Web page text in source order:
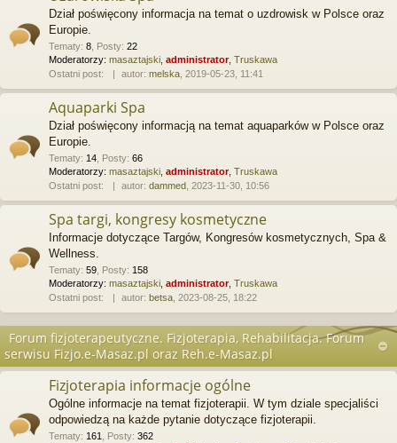
Dział poświęcony informacja na temat o uzdrowisk w Polsce oraz
Europie.
Tematy: 8 Posty: 22
Moderatorzy: masaztajski administrator, Truskawa
Ostatni post:
autor: melska , 2019-05-23, 11:41
Aquaparki Spa
Dział poświęcony informacją na temat aquaparków w Polsce oraz
Europie.
Tematy: 14 Posty: 66
Moderatorzy: masaztajski administrator, Truskawa
Ostatni post:
autor: dammed , 2023-11-30, 10:56
Spa targi, kongresy kosmetyczne
Informacje dotyczące Targów, Kongresów kosmetycznych, Spa &
Wellness.
Tematy: 59 Posty: 158
Moderatorzy: masaztajski administrator, Truskawa
Ostatni post:
autor: betsa , 2023-08-25, 18:22
Forum fizjoterapeutyczne. Fizjoterapia, Rehabilitacja. Forum
serwisu Fizjo.e-Masaz.pl oraz Reh.e-Masaz.pl
Fizjoterapia informacje ogólne
Ogólne informacje na temat fizjoterapii. W tym dziale specjaliści
odpowiedzą na każde pytanie dotyczące fizjoterapii.
Tematy: 161 Posty: 362